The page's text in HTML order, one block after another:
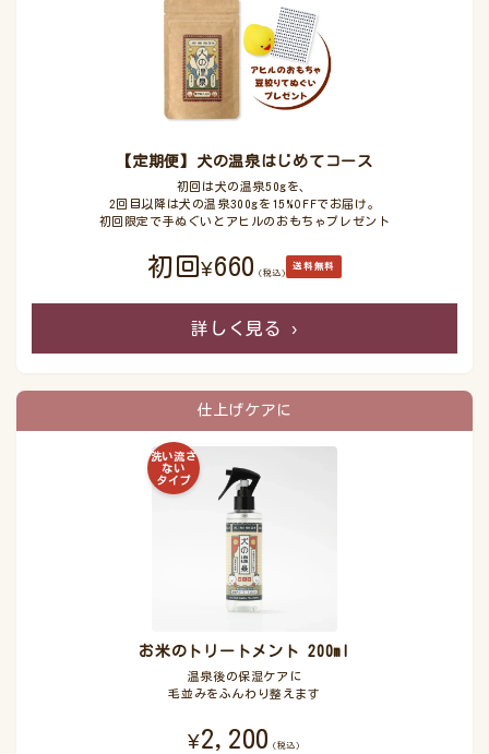
【定期便】犬の温泉はじめてコース
初回は犬の温泉50gを、
2回目以降は犬の温泉300gを15%OFFでお届け。
初回限定で手ぬぐいとアヒルのおもちゃプレゼント
初回¥660 (税込)
送料無料
詳しく見る ›
仕上げケアに
洗い流さ
ない
タイプ
お米のトリートメント 200ml
温泉後の保湿ケアに
毛並みをふんわり整えます
¥2,200 (税込)